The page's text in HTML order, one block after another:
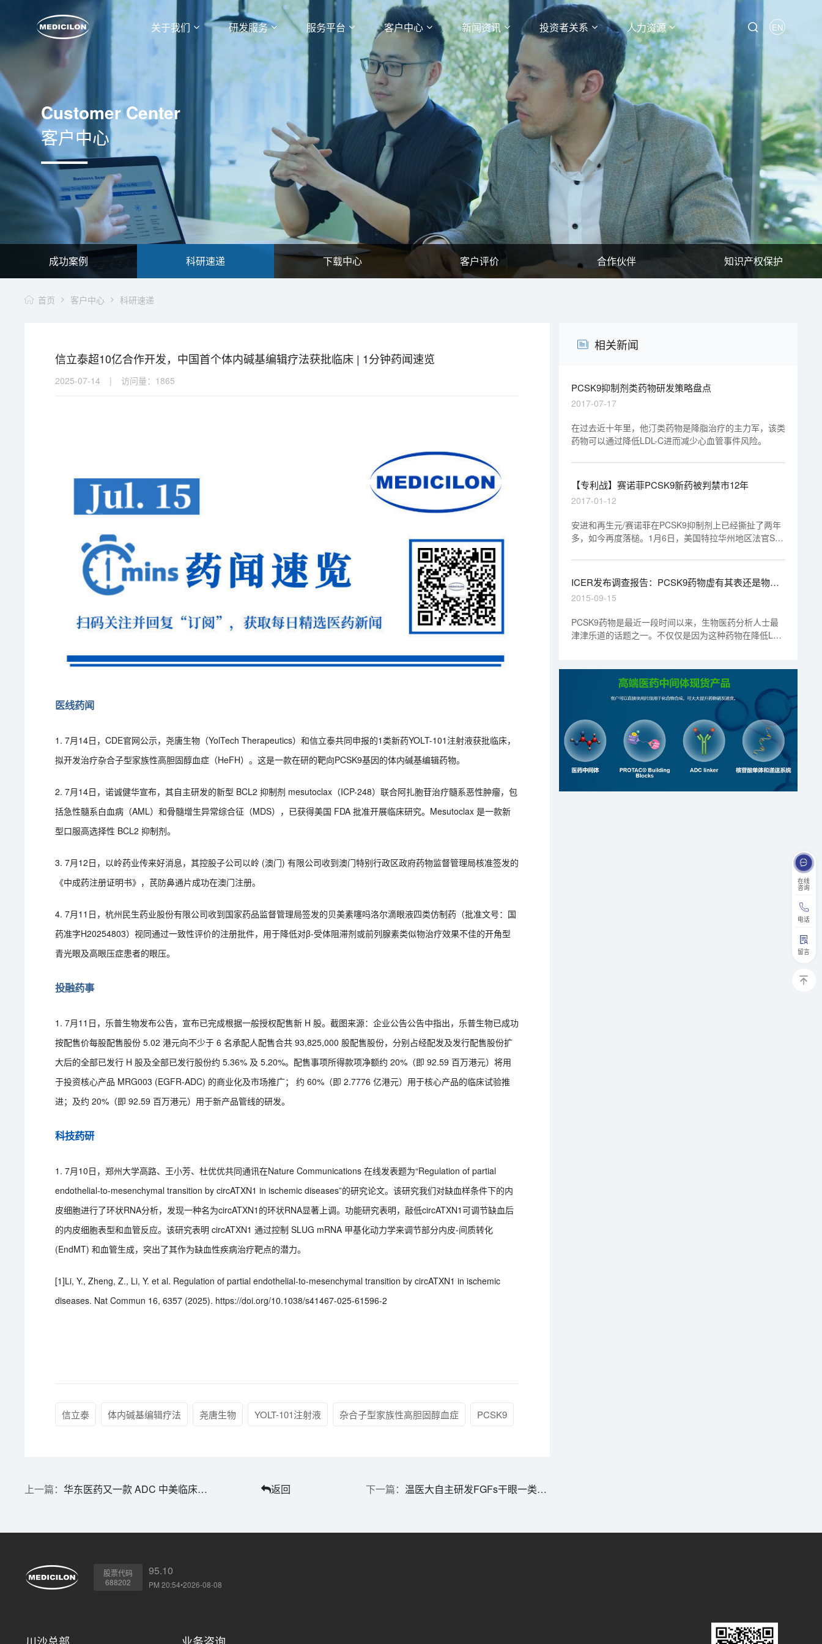
关于我们 研发服务 服务平台 客户中心 新闻资讯 投资者关系 人力资源 EN
在线
咨询
电话
留言
Customer Center
客户中心
成功案例 科研速递 下载中心 客户评价 合作伙伴 知识产权保护
首页 客户中心 科研速递
信立泰超10亿合作开发，中国首个体内碱基编辑疗法获批临床 | 1分钟药闻速览
2025-07-14 | 访问量： 1865
医线药闻
1. 7月14日，CDE官网公示，尧唐生物（YolTech Therapeutics）和信立泰共同申报的1类新药YOLT-101注射液获批临床，
拟开发治疗杂合子型家族性高胆固醇血症（HeFH）。这是一款在研的靶向PCSK9基因的体内碱基编辑药物。
2. 7月14日，诺诚健华宣布，其自主研发的新型 BCL2 抑制剂 mesutoclax（ICP-248）联合阿扎胞苷治疗髓系恶性肿瘤，包
括急性髓系白血病（AML）和骨髓增生异常综合征（MDS），已获得美国 FDA 批准开展临床研究。Mesutoclax 是一款新
型口服高选择性 BCL2 抑制剂。
3. 7月12日，以岭药业传来好消息，其控股子公司以岭 (澳门) 有限公司收到澳门特别行政区政府药物监督管理局核准签发的
《中成药注册证明书》，芪防鼻通片成功在澳门注册。
4. 7月11日，杭州民生药业股份有限公司收到国家药品监督管理局签发的贝美素噻吗洛尔滴眼液四类仿制药（批准文号：国
药准字H20254803）视同通过一致性评价的注册批件，用于降低对β-受体阻滞剂或前列腺素类似物治疗效果不佳的开角型
青光眼及高眼压症患者的眼压。
投融药事
1. 7月11日，乐普生物发布公告，宣布已完成根据一般授权配售新 H 股。截图来源：企业公告公告中指出，乐普生物已成功
按配售价每股配售股份 5.02 港元向不少于 6 名承配人配售合共 93,825,000 股配售股份，分别占经配发及发行配售股份扩
大后的全部已发行 H 股及全部已发行股份约 5.36% 及 5.20%。配售事项所得款项净额约 20%（即 92.59 百万港元）将用
于投资核心产品 MRG003 (EGFR-ADC) 的商业化及市场推广； 约 60%（即 2.7776 亿港元）用于核心产品的临床试验推
进；及约 20%（即 92.59 百万港元）用于新产品管线的研发。
科技药研
1. 7月10日，郑州大学高路、王小芳、杜优优共同通讯在Nature Communications 在线发表题为“Regulation of partial
endothelial-to-mesenchymal transition by circATXN1 in ischemic diseases”的研究论文。该研究我们对缺血样条件下的内
皮细胞进行了环状RNA分析，发现一种名为circATXN1的环状RNA显著上调。功能研究表明，敲低circATXN1可调节缺血后
的内皮细胞表型和血管反应。该研究表明 circATXN1 通过控制 SLUG mRNA 甲基化动力学来调节部分内皮-间质转化
(EndMT) 和血管生成，突出了其作为缺血性疾病治疗靶点的潜力。
[1]Li, Y., Zheng, Z., Li, Y. et al. Regulation of partial endothelial-to-mesenchymal transition by circATXN1 in ischemic
diseases. Nat Commun 16, 6357 (2025). https://doi.org/10.1038/s41467-025-61596-2
信立泰 体内碱基编辑疗法 尧唐生物 YOLT-101注射液 杂合子型家族性高胆固醇血症 PCSK9
华东医药又一款 ADC 中美临床双批 | 1分钟药闻速览 返回 温医大自主研发FGFs干眼一类新药J002获批临床 | 1分钟药闻速览
相关新闻
PCSK9抑制剂类药物研发策略盘点
2017-07-17
在过去近十年里，他汀类药物是降脂治疗的主力军，该类
药物可以通过降低LDL-C进而减少心血管事件风险。
【专利战】赛诺菲PCSK9新药被判禁市12年
2017-01-12
安进和再生元/赛诺菲在PCSK9抑制剂上已经撕扯了两年
多，如今再度落槌。1月6日，美国特拉华州地区法官Sue
药侵犯了安进的同类药物Repatha的专利。该判决对赛诺
菲造成了巨大打击，此前有分析师称，到2020年，
Praluent将创收20亿美元。
ICER发布调查报告：PCSK9药物虚有其表还是物有
所值？
2015-09-15
PCSK9药物是最近一段时间以来，生物医药分析人士最
津津乐道的话题之一。不仅仅是因为这种药物在降低LDL
医疗保险体系的重要组成部分--保险公司已经感觉到"压
力山大"。一些保险公司甚至对这类药物的使用作出了严
股票代码
688202
95.10
PM 20:54•2026-08-08
川沙总部 业务咨询